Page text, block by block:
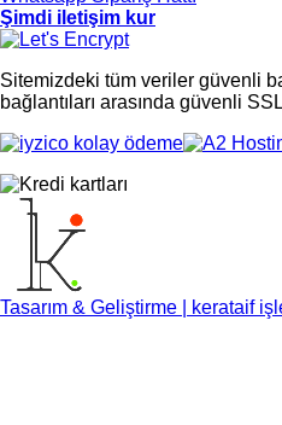
Şimdi iletişim kur
Sitemizdeki tüm veriler güvenli
bağlantıları arasında güvenli
Tasarım & Geliştirme | kerataif